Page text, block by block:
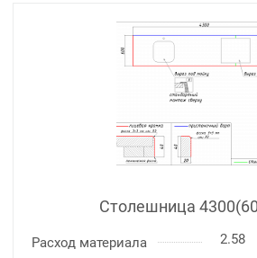
Столешница
Расход материала
2.58